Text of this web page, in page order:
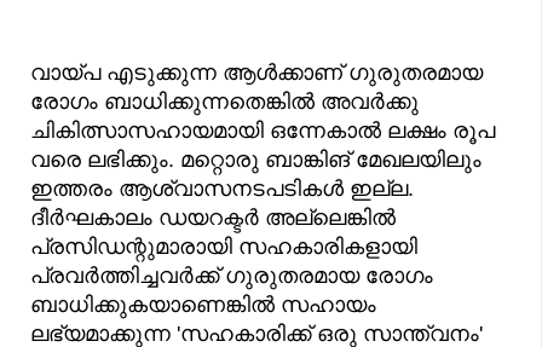
വായ്പ എടുക്കുന്ന ആൾക്കാണ് ഗുരുതരമായ
രോഗം ബാധിക്കുന്നതെങ്കിൽ അവർക്കു
ചികിത്സാസഹായമായി ഒന്നേകാൽ ലക്ഷം രൂപ
വരെ ലഭിക്കും. മറ്റൊരു ബാങ്കിങ് മേഖലയിലും
ഇത്തരം ആശ്വാസനടപടികൾ ഇല്ല.
ദീർഘകാലം ഡയറക്ടർ അല്ലെങ്കിൽ
പ്രസിഡന്റുമാരായി സഹകാരികളായി
പ്രവർത്തിച്ചവർക്ക് ഗുരുതരമായ രോഗം
ബാധിക്കുകയാണെങ്കിൽ സഹായം
ലഭ്യമാക്കുന്ന 'സഹകാരിക്ക് ഒരു സാന്ത്വനം'